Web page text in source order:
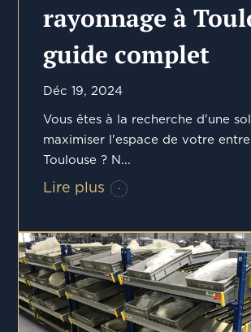
rayonnage à
guide complet
Déc 19, 2024
Vous êtes à la recherche d'une
maximiser l'espace de votre
Toulouse ? N...
Lire plus